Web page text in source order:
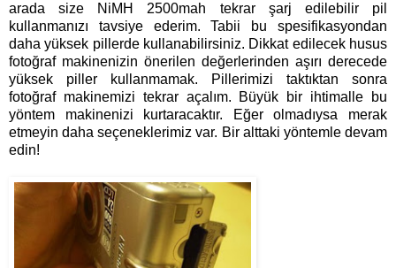
arada size NiMH 2500mah tekrar şarj edilebilir pil
kullanmanızı tavsiye ederim. Tabii bu spesifikasyondan
daha yüksek pillerde kullanabilirsiniz. Dikkat edilecek husus
fotoğraf makinenizin önerilen değerlerinden aşırı derecede
yüksek piller kullanmamak. Pillerimizi taktıktan sonra
fotoğraf makinemizi tekrar açalım. Büyük bir ihtimalle bu
yöntem makinenizi kurtaracaktır. Eğer olmadıysa merak
etmeyin daha seçeneklerimiz var. Bir alttaki yöntemle devam
edin!